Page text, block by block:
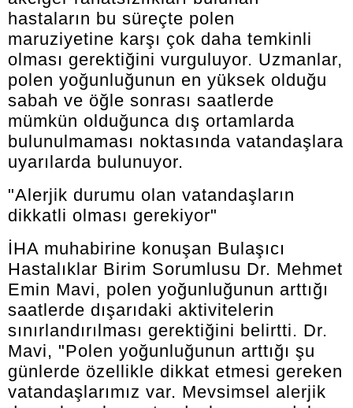
hastaların bu süreçte polen
maruziyetine karşı çok daha temkinli
olması gerektiğini vurguluyor. Uzmanlar,
polen yoğunluğunun en yüksek olduğu
sabah ve öğle sonrası saatlerde
mümkün olduğunca dış ortamlarda
bulunulmaması noktasında vatandaşlara
uyarılarda bulunuyor.
"Alerjik durumu olan vatandaşların
dikkatli olması gerekiyor"
İHA muhabirine konuşan Bulaşıcı
Hastalıklar Birim Sorumlusu Dr. Mehmet
Emin Mavi, polen yoğunluğunun arttığı
saatlerde dışarıdaki aktivitelerin
sınırlandırılması gerektiğini belirtti. Dr.
Mavi, "Polen yoğunluğunun arttığı şu
günlerde özellikle dikkat etmesi gereken
vatandaşlarımız var. Mevsimsel alerjik